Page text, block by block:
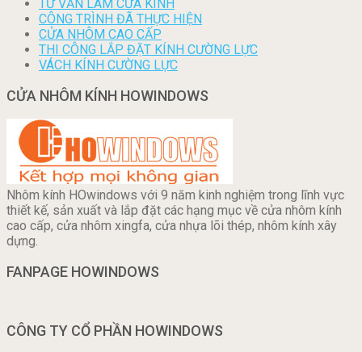
TƯ VẤN LÀM CỬA KÍNH
CÔNG TRÌNH ĐÃ THỰC HIỆN
CỬA NHÔM CAO CẤP
THI CÔNG LẮP ĐẶT KÍNH CƯỜNG LỰC
VÁCH KÍNH CƯỜNG LỰC
CỬA NHÔM KÍNH HOWINDOWS
Nhôm kính HOwindows với 9 năm kinh nghiệm trong lĩnh vực
thiết kế, sản xuất và lắp đặt các hạng mục về cửa nhôm kính
cao cấp, cửa nhôm xingfa, cửa nhựa lõi thép, nhôm kính xây
dựng.
FANPAGE HOWINDOWS
CÔNG TY CỔ PHẦN HOWINDOWS